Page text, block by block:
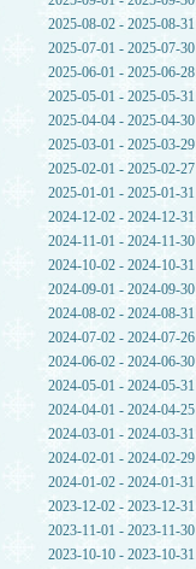
2025-08-02 - 2025-08-31
2025-07-01 - 2025-07-30
2025-06-01 - 2025-06-28
2025-05-01 - 2025-05-31
2025-04-04 - 2025-04-30
2025-03-01 - 2025-03-29
2025-02-01 - 2025-02-27
2025-01-01 - 2025-01-31
2024-12-02 - 2024-12-31
2024-11-01 - 2024-11-30
2024-10-02 - 2024-10-31
2024-09-01 - 2024-09-30
2024-08-02 - 2024-08-31
2024-07-02 - 2024-07-26
2024-06-02 - 2024-06-30
2024-05-01 - 2024-05-31
2024-04-01 - 2024-04-25
2024-03-01 - 2024-03-31
2024-02-01 - 2024-02-29
2024-01-02 - 2024-01-31
2023-12-02 - 2023-12-31
2023-11-01 - 2023-11-30
2023-10-10 - 2023-10-31